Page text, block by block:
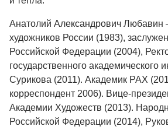
Анатолий Александрович Любавин
художников России (1983),
Российской Федерации (2004),
государственного академического
Сурикова (2011). Академик РАХ
корреспондент 2006). Вице-
Академии Художеств (2013).
Российской Федерации (2014),